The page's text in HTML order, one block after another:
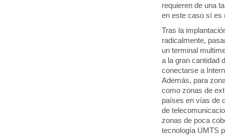
requieren de una
en este caso sí es
Tras la
radicalmente,
un terminal
a la gran cantidad
conectarse a
Además, para
como zonas de
países en vías de
de
zonas de poca
tecnología UMTS